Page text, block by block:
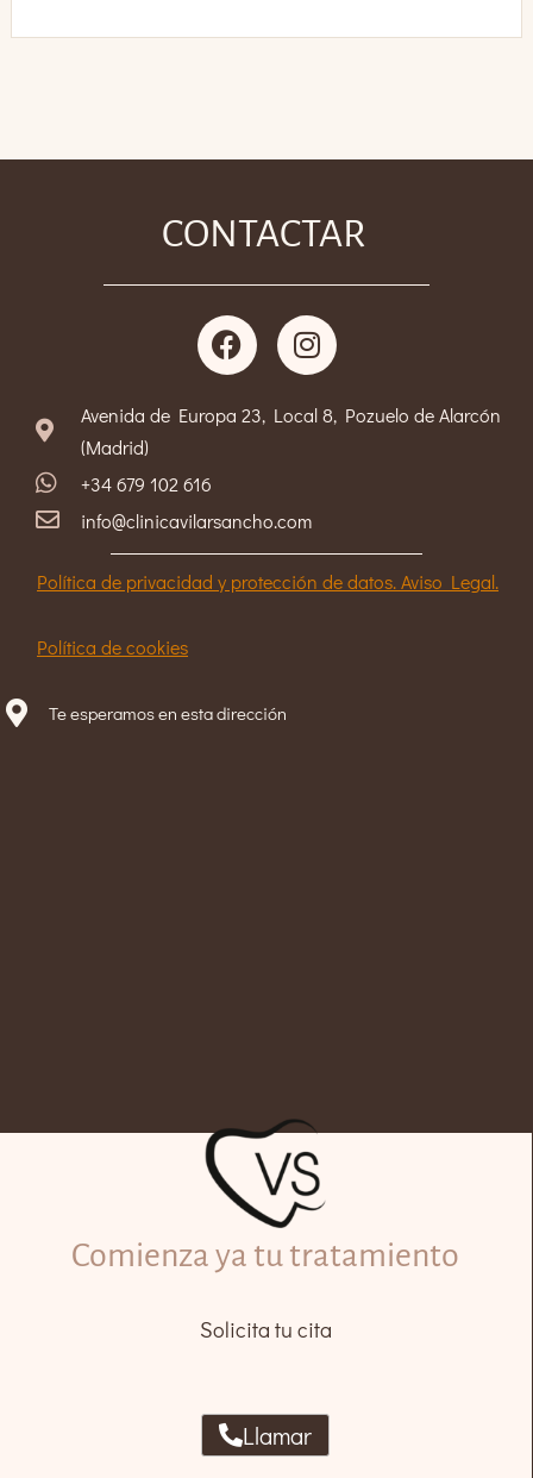
CONTACTAR
Avenida de Europa 23, Local 8, Pozuelo de Alarcón
(Madrid)
+34 679 102 616
info@clinicavilarsancho.com
Política de privacidad y protección de datos. Aviso Legal.
Política de cookies
Te esperamos en esta dirección
Comienza ya tu tratamiento
Solicita tu cita
Llamar